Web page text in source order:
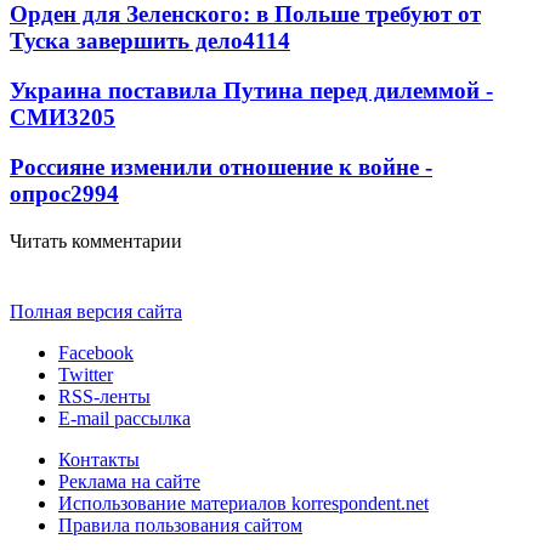
Орден для Зеленского: в Польше требуют от
Туска завершить дело4114
Украина поставила Путина перед дилеммой -
СМИ3205
Россияне изменили отношение к войне -
опрос2994
Читать комментарии
Полная версия сайта
Facebook
Twitter
RSS-ленты
E-mail рассылка
Контакты
Реклама на сайте
Использование материалов korrespondent.net
Правила пользования сайтом